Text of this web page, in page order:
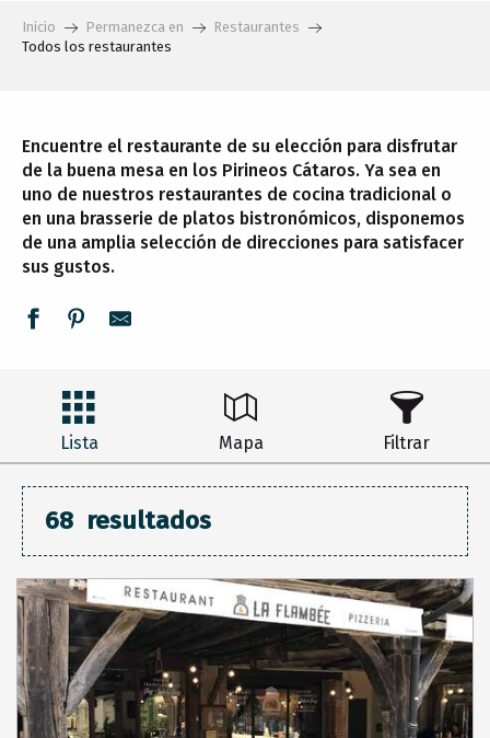
Inicio Permanezca en
Restaurantes
Todos los restaurantes
Encuentre el restaurante de su elección para disfrutar
de la buena mesa en los Pirineos Cátaros. Ya sea en
uno de nuestros restaurantes de cocina tradicional o
en una brasserie de platos bistronómicos, disponemos
de una amplia selección de direcciones para satisfacer
sus gustos.
Lista Mapa Filtrar
68 resultados